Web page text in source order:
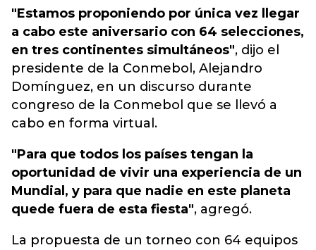
"Estamos proponiendo por única vez llegar
a cabo este aniversario con 64 selecciones,
en tres continentes simultáneos", dijo el
presidente de la Conmebol, Alejandro
Domínguez, en un discurso durante
congreso de la Conmebol que se llevó a
cabo en forma virtual.
"Para que todos los países tengan la
oportunidad de vivir una experiencia de un
Mundial, y para que nadie en este planeta
quede fuera de esta fiesta", agregó.
La propuesta de un torneo con 64 equipos